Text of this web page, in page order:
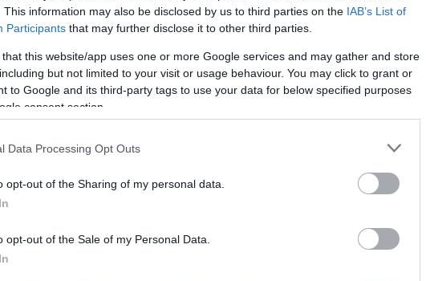
This information may also be disclosed by us to third parties on the IAB’s List of
Participants that may further disclose it to other third parties.
that this website/app uses one or more Google services and may gather and store
but not limited to your visit or usage behaviour. You may click to grant or
to Google and its third-party tags to use your data for below specified purposes
consent section.
Data Processing Opt Outs
opt-out of the Sharing of my personal data.
opt-out of the Sale of my Personal Data.
dala, A Három Királyfi, Három Királylány
szabadságharc- Ligeti Dávid a Gerilla Bárban